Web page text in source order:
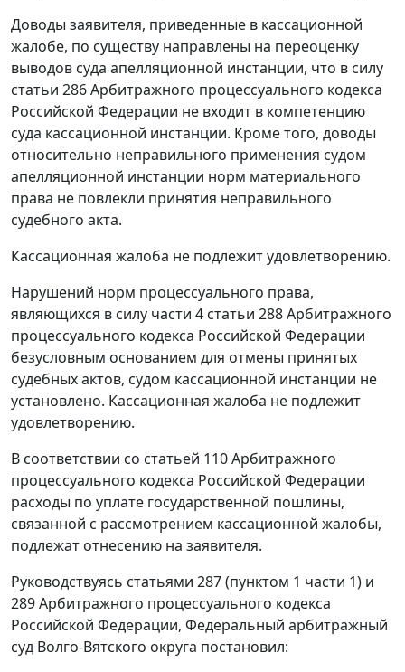
Доводы заявителя, приведенные в кассационной
жалобе, по существу направлены на переоценку
выводов суда апелляционной инстанции, что в силу
статьи 286Арбитражного процессуального кодекса
Российской Федерации не входит в компетенцию
суда кассационной инстанции. Кроме того, доводы
относительно неправильного применения судом
апелляционной инстанции норм материального
права не повлекли принятия неправильного
судебного акта.
Кассационная жалоба не подлежит удовлетворению.
Нарушений норм процессуального права,
являющихся в силу части 4 статьи 288Арбитражного
процессуального кодекса Российской Федерации
безусловным основанием для отмены принятых
судебных актов, судом кассационной инстанции не
установлено. Кассационная жалоба не подлежит
удовлетворению.
В соответствии со статьей 110Арбитражного
процессуального кодекса Российской Федерации
расходы по уплате государственной пошлины,
связанной с рассмотрением кассационной жалобы,
подлежат отнесению на заявителя.
Руководствуясь статьями 287 (пунктом 1 части 1) и
289Арбитражного процессуального кодекса
Российской Федерации, Федеральный арбитражный
суд Волго-Вятского округа постановил: